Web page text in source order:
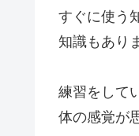
すぐに使う
知識もあり
練習をして
体の感覚が